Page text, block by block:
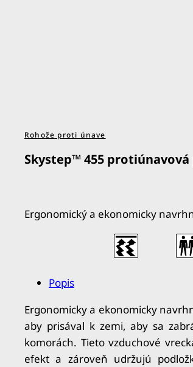
Rohože proti únave
Skystep™ 455
Ergonomický a ekonomicky
Popis
Ergonomicky a ekonomicky
aby prisával k zemi, aby sa
komorách. Tieto vzduchové
efekt a zároveň udržujú